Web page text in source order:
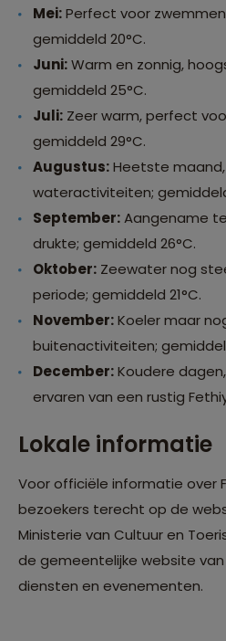
Mei:Perfect voor
gemiddeld 20°C.
Juni:Warm en zonnig,
gemiddeld 25°C.
Juli: Zeer warm, perfect
gemiddeld 29°C.
Augustus:Heetste
wateractiviteiten;
September:Aangename
drukte; gemiddeld 26°C.
Oktober: Zeewater nog
periode; gemiddeld 21°C.
November:Koeler maar
buitenactiviteiten;
December:Koudere
ervaren van een rustig
Lokale informatie
Voor officiële informatie over
bezoekers terecht op de
Ministerie van Cultuur en
de gemeentelijke website van
diensten en evenementen.